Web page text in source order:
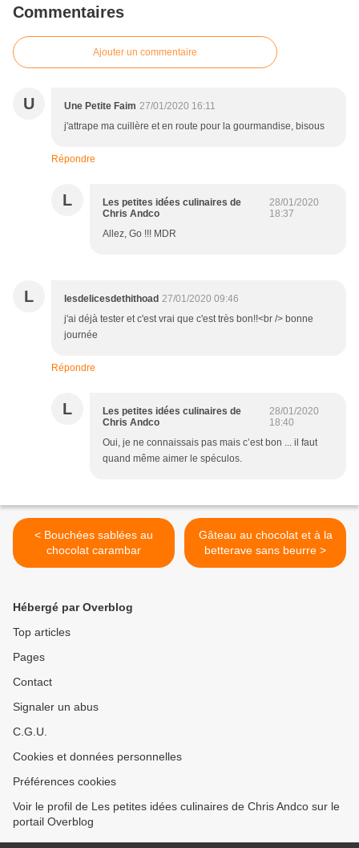
Commentaires
Ajouter un commentaire
U Une Petite Faim 27/01/2020 16:11
j'attrape ma cuillère et en route pour la gourmandise, bisous
Répondre
L
Les petites idées culinaires de
Chris Andco
28/01/2020
18:37
Allez, Go !!! MDR
L lesdelicesdethithoad 27/01/2020 09:46
j'ai déjà tester et c'est vrai que c'est très bon!!<br /> bonne
journée
Répondre
L
Les petites idées culinaires de
Chris Andco
28/01/2020
18:40
Oui, je ne connaissais pas mais c’est bon ... il faut
quand même aimer le spéculos.
< Bouchées sablées au
chocolat carambar
Gâteau au chocolat et à la
betterave sans beurre >
Hébergé par Overblog
Top articles
Pages
Contact
Signaler un abus
C.G.U.
Cookies et données personnelles
Préférences cookies
Voir le profil de Les petites idées culinaires de Chris Andco sur le
portail Overblog